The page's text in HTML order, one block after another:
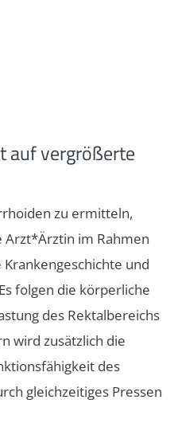
auf vergrößerte
zu ermitteln,
im Rahmen
und
folgen die körperliche
des Rektalbereichs
wird zusätzlich die
des
gleichzeitiges Pressen